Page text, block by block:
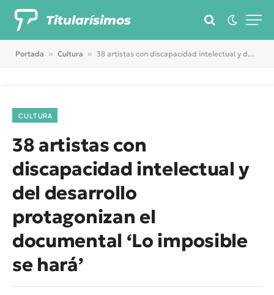
Titularísimos
Portada » Cultura » 38 artistas con discapacidad intelectual y del desarrollo protagonizan el documental ‘Lo imposible se hará’
CULTURA
38 artistas con
discapacidad intelectual y
del desarrollo
protagonizan el
documental ‘Lo imposible
se hará’